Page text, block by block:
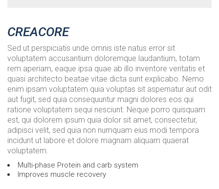
CREACORE
Sed ut perspiciatis unde omnis iste natus error sit
voluptatem accusantium doloremque laudantium, totam
rem aperiam, eaque ipsa quae ab illo inventore veritatis et
quasi architecto beatae vitae dicta sunt explicabo. Nemo
enim ipsam voluptatem quia voluptas sit aspernatur aut odit
aut fugit, sed quia consequuntur magni dolores eos qui
ratione voluptatem sequi nesciunt. Neque porro quisquam
est, qui dolorem ipsum quia dolor sit amet, consectetur,
adipisci velit, sed quia non numquam eius modi tempora
incidunt ut labore et dolore magnam aliquam quaerat
voluptatem.
Multi-phase Protein and carb system
Improves muscle recovery